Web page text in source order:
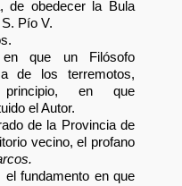
de obedecer la Bula
Pío V.
que un Filósofo
de los terremotos,
en que
el Autor.
de la Provincia de
vecino, el profano
fundamento en que